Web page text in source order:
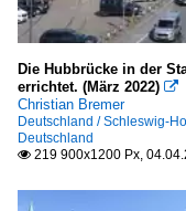
Die Hubbrücke in der
errichtet. (März 2022) 
Christian Bremer
Deutschland / Schleswig-
Deutschland
 219 900x1200 Px,